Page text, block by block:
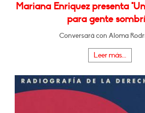
Mariana Enriquez presenta
para gente
Conversará con Aloma
Leer más...